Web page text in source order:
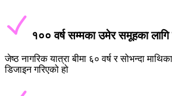
१०० वर्ष सम्मका उमेर समूहका
जेष्ठ नागरिक यात्रा बीमा ६० वर्ष र सोभन्दा
डिजाइन गरिएको हो